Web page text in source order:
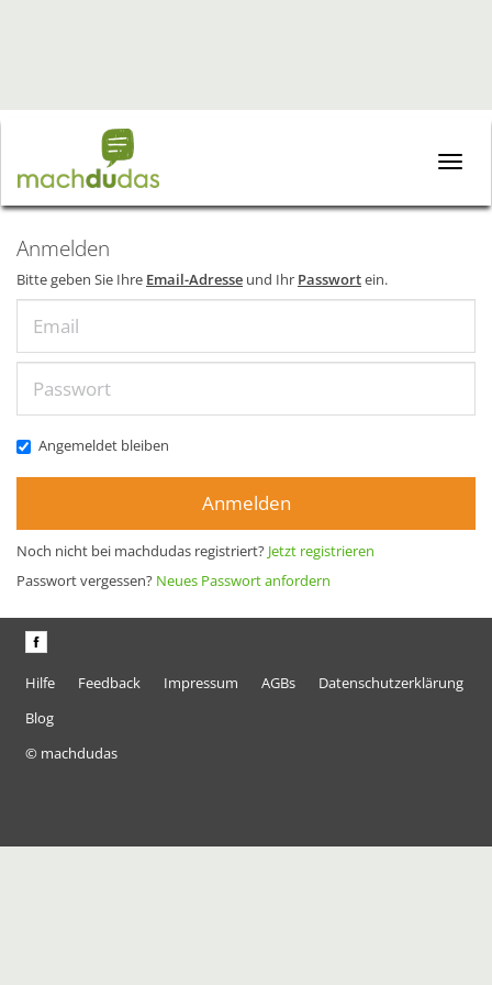
Toggle
Anmelden
Bitte geben Sie Ihre Email-Adresse und Ihr Passwortein.
Angemeldet bleiben
Anmelden
Noch nicht bei machdudas registriert? Jetzt registrieren
Passwort vergessen? Neues Passwort anfordern
Hilfe Feedback Impressum AGBs
Datenschutzerklärung
Blog
© machdudas